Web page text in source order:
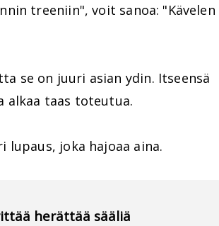
treeniin", voit sanoa: "Kävelen
se on juuri asian ydin. Itseensä
alkaa taas toteutua.
joka hajoaa aina.
herättää sääliä